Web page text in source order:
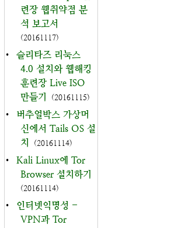
련장 웹취약점 분
석 보고서
(20161117)
•
슬리타즈 리눅스
4.0 설치와 웹해킹
훈련장 Live ISO
만들기
(20161115)
•
버추얼박스 가상머
신에서 Tails OS 설
치
(20161114)
•
Kali Linux에 Tor
Browser 설치하기
(20161114)
•
인터넷익명성 -
VPN과 Tor